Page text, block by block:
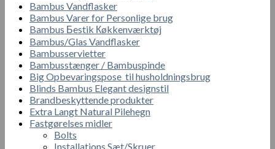
Bambus Vandflasker
Bambus Varer for Personlige brug
Bambus Бestik Кøkkenværktøj
Bambus/Glas Vandflasker
Bambusservietter
Bambusstænger / Bambuspinde
Big Opbevaringspose til husholdningsbrug
Blinds Bambus Elegant designstil
Brandbeskyttende produkter
Extra Langt Natural Pilehegn
Fastgørelses midler
Bolts
Installations Sæt/Skruer